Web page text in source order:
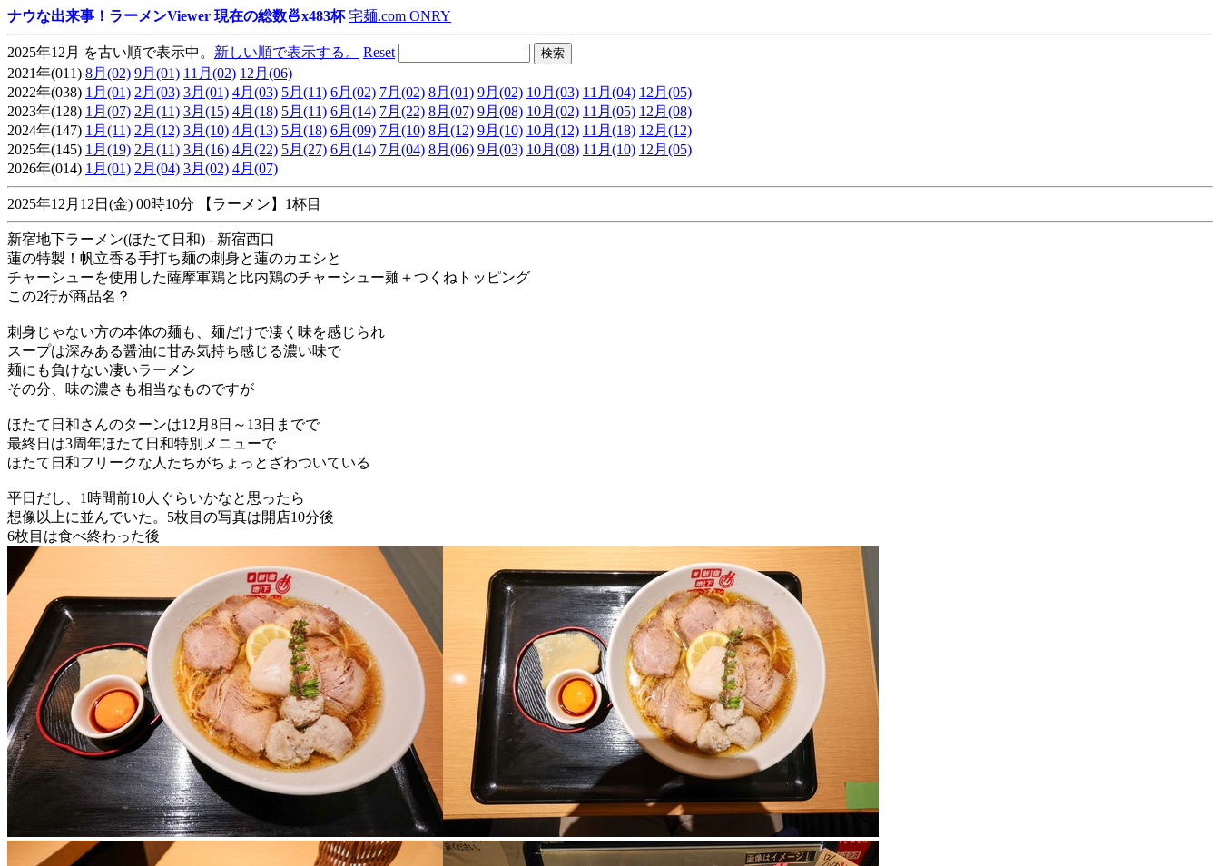
ナウな出来事！ラーメンViewer 現在の総数🍜x483杯 宅麺.com ONRY
2025年12月 を古い順で表示中。 新しい順で表示する。
Reset
2021年(011) 8月(02) 9月(01) 11月(02) 12月(06)
2022年(038) 1月(01) 2月(03) 3月(01) 4月(03) 5月(11) 6月(02) 7月(02) 8月(01) 9月(02) 10月(03) 11月(04) 12月(05)
2023年(128) 1月(07) 2月(11) 3月(15) 4月(18) 5月(11) 6月(14) 7月(22) 8月(07) 9月(08) 10月(02) 11月(05) 12月(08)
2024年(147) 1月(11) 2月(12) 3月(10) 4月(13) 5月(18) 6月(09) 7月(10) 8月(12) 9月(10) 10月(12) 11月(18) 12月(12)
2025年(145) 1月(19) 2月(11) 3月(16) 4月(22) 5月(27) 6月(14) 7月(04) 8月(06) 9月(03) 10月(08) 11月(10) 12月(05)
2026年(014) 1月(01) 2月(04) 3月(02) 4月(07)
2025年12月12日(金) 00時10分 【ラーメン】1杯目
新宿地下ラーメン(ほたて日和) - 新宿西口
蓮の特製！帆立香る手打ち麺の刺身と蓮のカエシと
チャーシューを使用した薩摩軍鶏と比内鶏のチャーシュー麺＋つくねトッピング
この2行が商品名？
刺身じゃない方の本体の麺も、麺だけで凄く味を感じられ
スープは深みある醤油に甘み気持ち感じる濃い味で
麺にも負けない凄いラーメン
その分、味の濃さも相当なものですが
ほたて日和さんのターンは12月8日～13日までで
最終日は3周年ほたて日和特別メニューで
ほたて日和フリークな人たちがちょっとざわついている
平日だし、1時間前10人ぐらいかなと思ったら
想像以上に並んでいた。5枚目の写真は開店10分後
6枚目は食べ終わった後